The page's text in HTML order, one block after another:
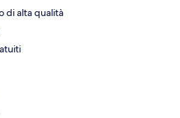
di alta qualità